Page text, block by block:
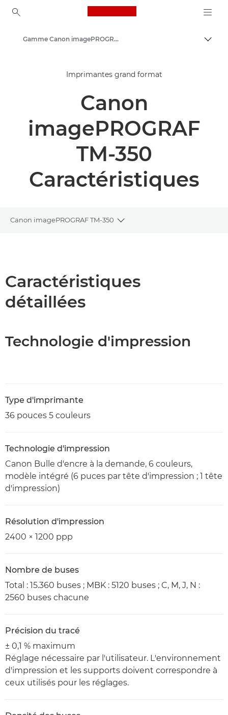
Canon Logo, back to
Solutions et services
Produits professionnels
Gamme Canon imagePROGRAF TM-350 - Imprimantes grand format
Imprimantes grand format
Canon
imagePROGRAF
TM-350
Caractéristiques
Canon imagePROGRAF TM-350
Toggle breadcrumbs
Assistance
Caractéristiques
détaillées
Technologie d'impression
Type d'imprimante
36 pouces 5 couleurs
Technologie d'impression
Canon Bulle d'encre à la demande, 6 couleurs,
modèle intégré (6 puces par tête d'impression ; 1 tête
d'impression)
Résolution d'impression
2400 × 1200 ppp
Nombre de buses
Total : 15.360 buses ; MBK : 5120 buses ; C, M, J, N :
2560 buses chacune
Précision du tracé
± 0,1 % maximum
Réglage nécessaire par l'utilisateur. L'environnement
d'impression et les supports doivent correspondre à
ceux utilisés pour les réglages.